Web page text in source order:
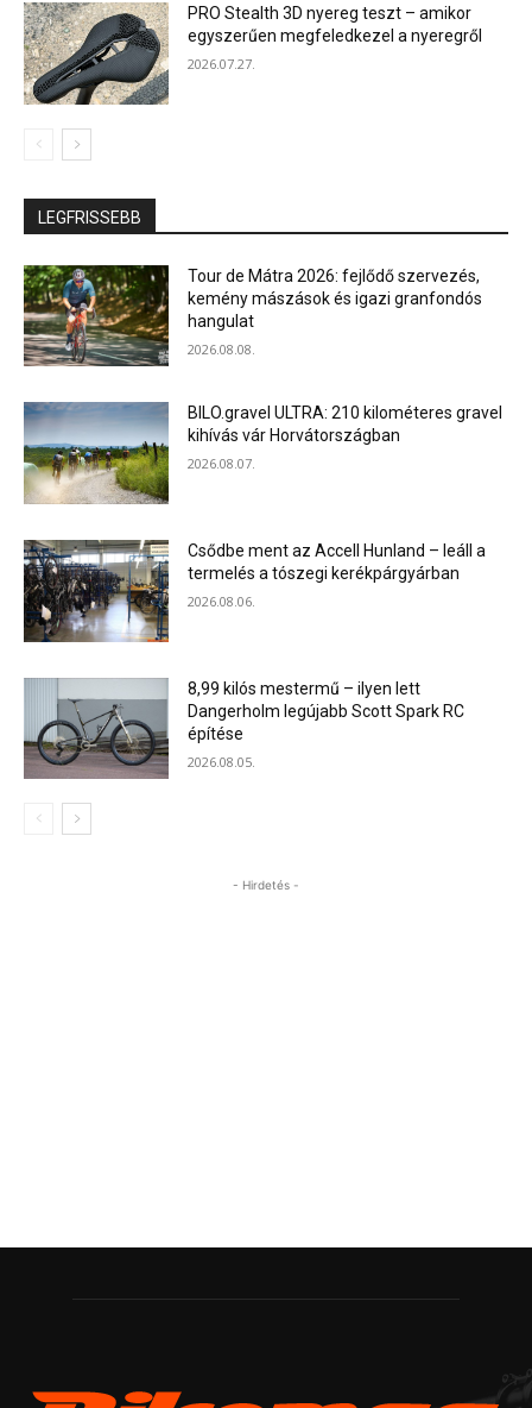
PRO Stealth 3D nyereg teszt – amikor
egyszerűen megfeledkezel a nyeregről
2026.07.27.
LEGFRISSEBB
Tour de Mátra 2026: fejlődő szervezés,
kemény mászások és igazi granfondós
hangulat
2026.08.08.
BILO.gravel ULTRA: 210 kilométeres gravel
kihívás vár Horvátországban
2026.08.07.
Csődbe ment az Accell Hunland – leáll a
termelés a tószegi kerékpárgyárban
2026.08.06.
8,99 kilós mestermű – ilyen lett
Dangerholm legújabb Scott Spark RC
építése
2026.08.05.
- Hirdetés -